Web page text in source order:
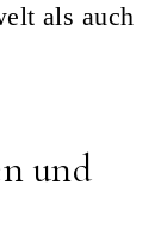
als auch
und